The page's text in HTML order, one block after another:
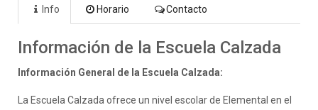
Info Horario Contacto
Información de la Escuela Calzada
Información General de la Escuela Calzada:
La Escuela Calzada ofrece un nivel escolar de Elemental en el